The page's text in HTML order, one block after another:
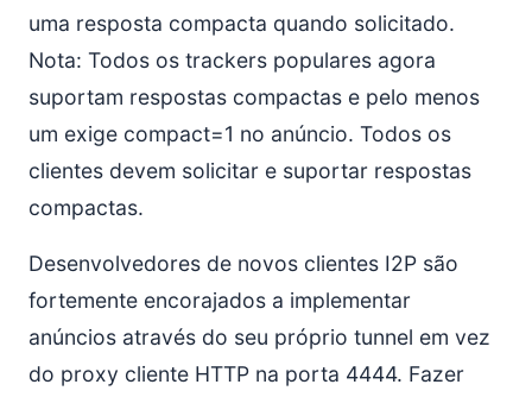
uma resposta compacta quando solicitado.
Nota: Todos os trackers populares agora
suportam respostas compactas e pelo menos
um exige compact=1 no anúncio. Todos os
clientes devem solicitar e suportar respostas
compactas.
Desenvolvedores de novos clientes I2P são
fortemente encorajados a implementar
anúncios através do seu próprio tunnel em vez
do proxy cliente HTTP na porta 4444. Fazer